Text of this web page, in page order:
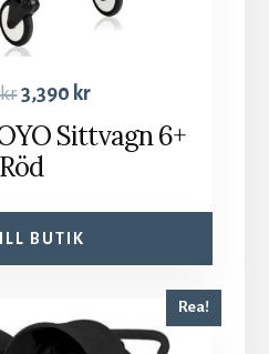
kr3,390 kr
Sittvagn 6+
Röd
BUTIK
Rea!